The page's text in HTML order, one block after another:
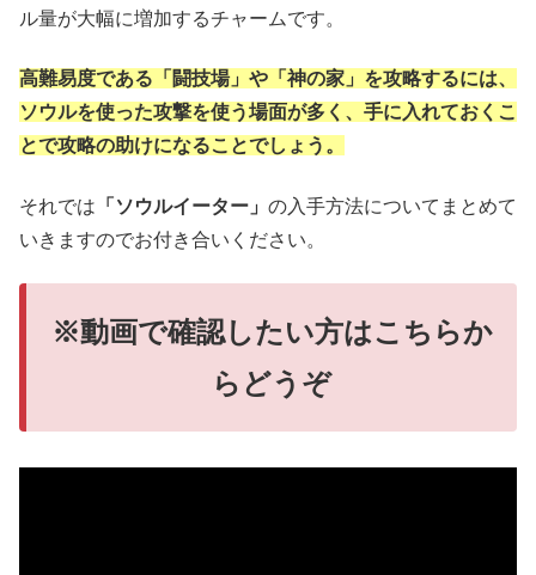
ル量が大幅に増加するチャームです。
高難易度である「闘技場」や「神の家」を攻略するには、
ソウルを使った攻撃を使う場面が多く、手に入れておくこ
とで攻略の助けになることでしょう。
それでは 「ソウルイーター」 の入手方法についてまとめて
いきますのでお付き合いください。
※動画で確認したい方はこちらか
らどうぞ